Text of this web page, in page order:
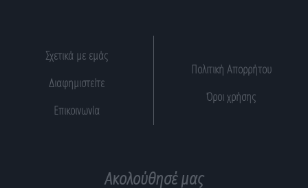
Σχετικά με εμάς
Διαφημιστείτε
Επικοινωνία
Πολιτική Απορρήτου
Όροι χρήσης
Ακολούθησέ μας